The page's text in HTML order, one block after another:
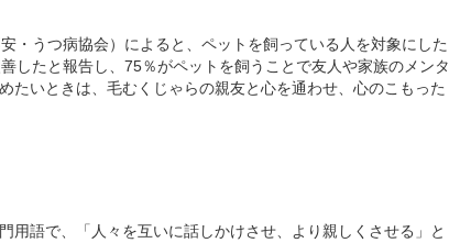
・うつ病協会）によると、ペットを飼っている人を対象にした
したと報告し、75％がペットを飼うことで友人や家族のメンタ
たいときは、毛むくじゃらの親友と心を通わせ、心のこもった
用語で、「人々を互いに話しかけさせ、より親しくさせる」と